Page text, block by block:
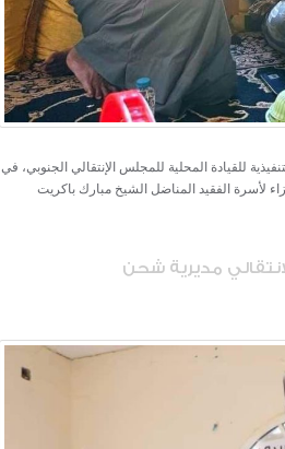
فبراير 2024م: قام رئيس الهيئة التنفيذية للقيادة المحلية للمجلس الإنتقالي الجنوبي، في
لأسرة الفقيد المناضل الشيخ مبارك باكريت
مديرية شحن